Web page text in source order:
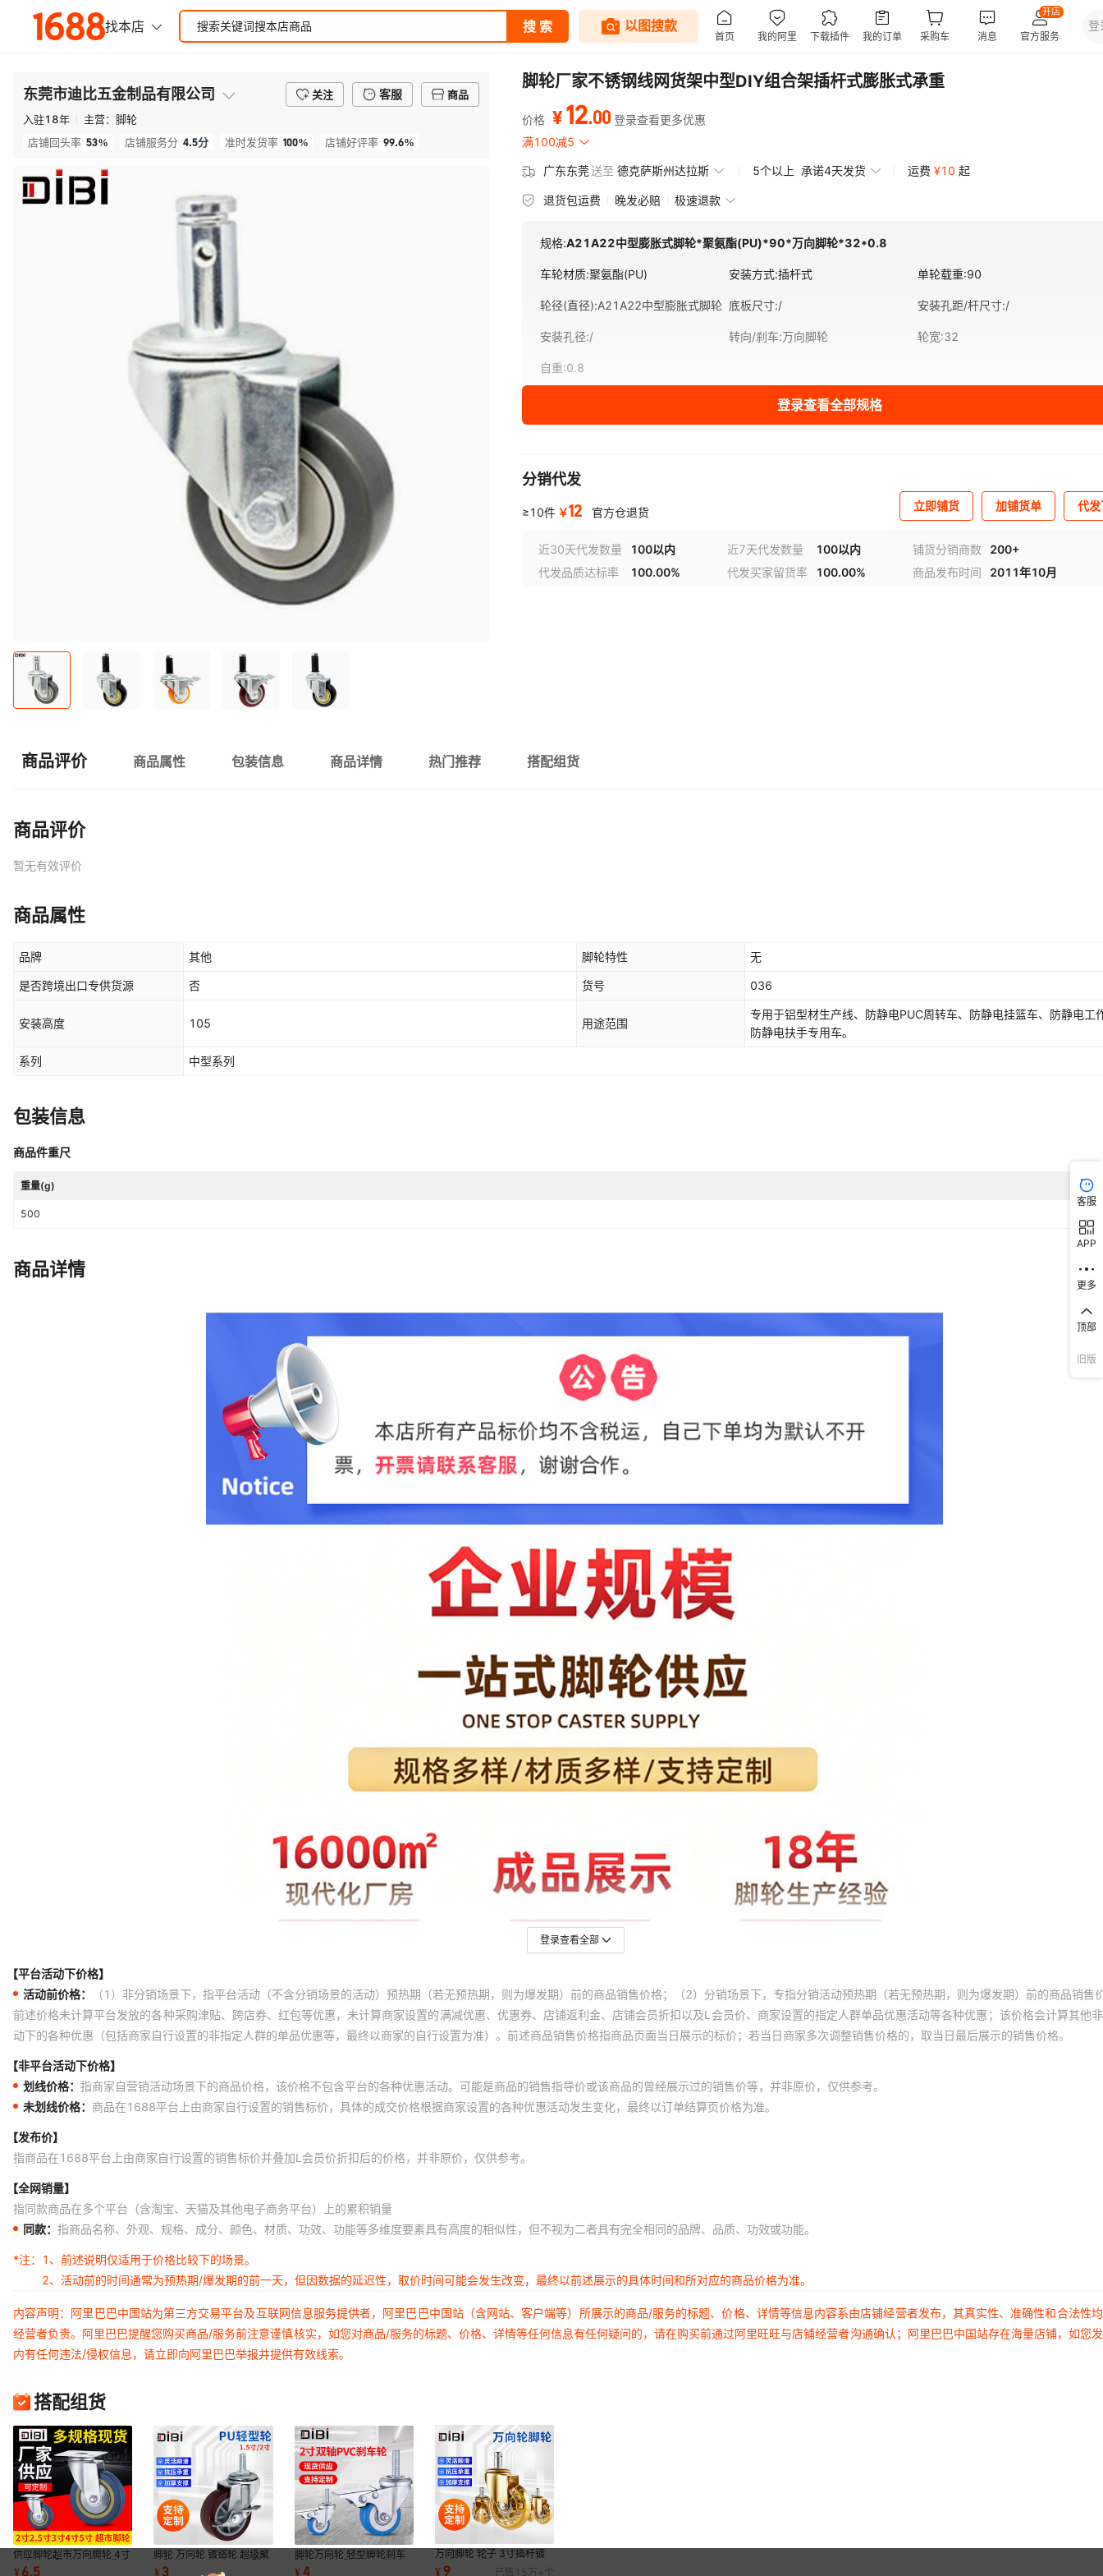
东莞市迪比五金制品有限公司 关注 客服
商品
入驻18年 主营： 脚轮
店铺回头率 53% 店铺服务分 4.5分 准时发货率 100% 店铺好评率 99.6%
脚轮厂家不锈钢线网货架中型DIY组合架插杆式膨胀式承重
价格 ¥12.00 登录查看更多优惠
满100减5
广东东莞送至 德克萨斯州达拉斯 5个以上 承诺4天发货 运费 ¥10 起
退货包运费 晚发必赔 极速退款
规格:A21A22中型膨胀式脚轮*聚氨酯(PU)*90*万向脚轮*32*0.8
车轮材质:聚氨酯(PU) 安装方式:插杆式 单轮载重:90
轮径(直径):A21A22中型膨胀式脚轮 底板尺寸:/ 安装孔距/杆尺寸:/
安装孔径:/ 转向/刹车:万向脚轮 轮宽:32
自重:0.8
登录查看全部规格
分销代发
≥10件 ￥12 官方仓退货 立即铺货 加铺货单 代
近30天代发数量 100以内 近7天代发数量 100以内 铺货分销商数
200+
代发品质达标率
100.00% 代发买家留货率 100.00% 商品发布时间 2011年10月
商品评价 商品属性 包装信息 商品详情 热门推荐 搭配组货
商品评价
暂无有效评价
商品属性
品牌 其他 脚轮特性 无
是否跨境出口专供货源 否 货号 036
安装高度 105 用途范围
专用于铝型材生产线、防静电PUC周转车、防静电挂篮车、防静电工
防静电扶手专用车。
系列 中型系列
包装信息
商品件重尺
重量(g)
500
商品详情
登录查看全部
【平台活动下价格】
活动前价格：
（1）非分销场景下，指平台活动（不含分销场景的活动）预热期（若无预热期，则为爆发期）前的商品销售价格；（2）分销场景下，专指分销活动预热期（若无预热期，则为爆发期）前的商品销售
前述价格未计算平台发放的各种采购津贴、跨店券、红包等优惠，未计算商家设置的满减优惠、优惠券、店铺返利金、店铺会员折扣以及L会员价、商家设置的指定人群单品优惠活动等各种优惠；该价格会计算其他
动下的各种优惠（包括商家自行设置的非指定人群的单品优惠等，最终以商家的自行设置为准）。前述商品销售价格指商品页面当日展示的标价；若当日商家多次调整销售价格的，取当日最后展示的销售价格。
【非平台活动下价格】
划线价格： 指商家自营销活动场景下的商品价格，该价格不包含平台的各种优惠活动。可能是商品的销售指导价或该商品的曾经展示过的销售价等，并非原价，仅供参考。
未划线价格： 商品在1688平台上由商家自行设置的销售标价，具体的成交价格根据商家设置的各种优惠活动发生变化，最终以订单结算页价格为准。
【发布价】
指商品在1688平台上由商家自行设置的销售标价并叠加L会员价折扣后的价格，并非原价，仅供参考。
【全网销量】
指同款商品在多个平台（含淘宝、天猫及其他电子商务平台）上的累积销量
同款： 指商品名称、外观、规格、成分、颜色、材质、功效、功能等多维度要素具有高度的相似性，但不视为二者具有完全相同的品牌、品质、功效或功能。
*注：
1、前述说明仅适用于价格比较下的场景。
2、活动前的时间通常为预热期/爆发期的前一天，但因数据的延迟性，取价时间可能会发生改变，最终以前述展示的具体时间和所对应的商品价格为准。
内容声明：阿里巴巴中国站为第三方交易平台及互联网信息服务提供者，阿里巴巴中国站（含网站、客户端等）所展示的商品/服务的标题、价格、详情等信息内容系由店铺经营者发布，其真实性、准确性和合法性
经营者负责。阿里巴巴提醒您购买商品/服务前注意谨慎核实，如您对商品/服务的标题、价格、详情等任何信息有任何疑问的，请在购买前通过阿里旺旺与店铺经营者沟通确认；阿里巴巴中国站存在海量店铺，如您
内有任何违法/侵权信息，请立即向阿里巴巴举报并提供有效线索。
搭配组货
供应脚轮超市万向脚轮 4寸
万向轮 灰胶轮 PVC材质手
¥6.5
脚轮 万向轮 镀铬轮 超级聚
胺脂轮 1.5寸2寸PU轻型轮
¥3
脚轮万向轮 轻型脚轮刹车
脚轮 2寸灰胶PVC双轴轮
¥4
万向脚轮 轮子 3寸插杆镀
金烤漆PU透明轮 办公椅子
11*22家具脚轮
¥9 已售 15万+ 个
客服
APP
更多
顶部
旧版